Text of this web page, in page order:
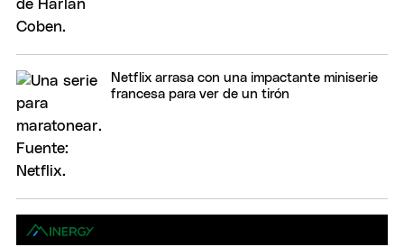
Netflix arrasa con una impactante miniserie
francesa para ver de un tirón